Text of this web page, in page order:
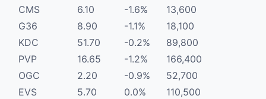
CMS
6.10 -1.6%
13,600
G36
8.90 -1.1%
18,100
KDC
51.70 -0.2%
89,800
PVP
16.65 -1.2%
166,400
OGC
2.20 -0.9%
52,700
EVS
5.70 0.0%
110,500